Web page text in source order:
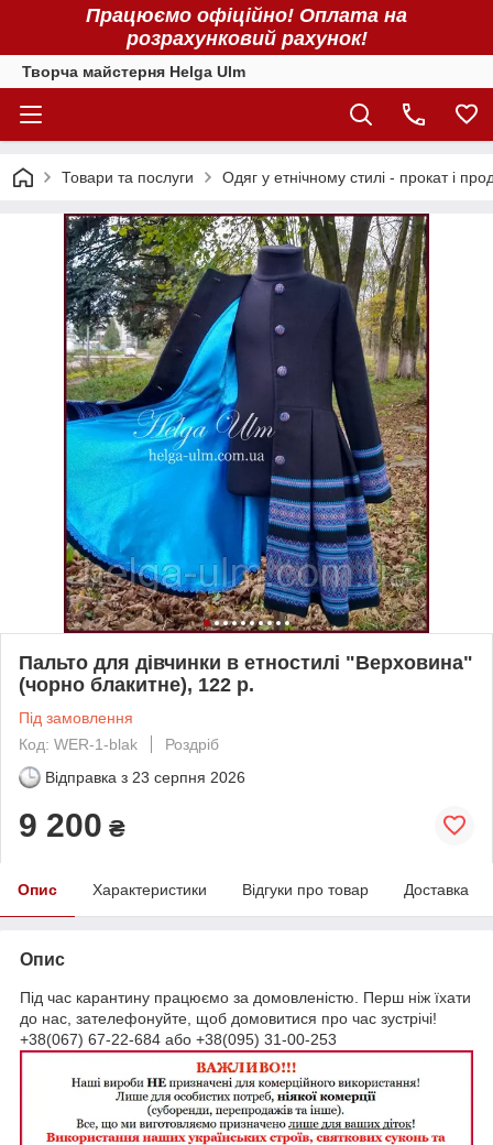
Працюємо офіційно! Оплата на
розрахунковий рахунок!
Творча майстерня Helga Ulm
Товари та послуги Одяг у етнічному стилі - прокат і
Пальто для дівчинки в етностилі "Верховина"
(чорно блакитне), 122 р.
Під замовлення
Код: WER-1-blak
Роздріб
Відправка з 23 серпня 2026
9 200 ₴
Опис Характеристики Відгуки про товар Доставка
Опис
Під час карантину працюємо за домовленістю. Перш ніж їхати
до нас, зателефонуйте, щоб домовитися про час зустрічі!
+38(067) 67-22-684 або +38(095) 31-00-253